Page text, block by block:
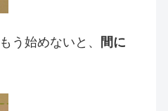
う始めないと、
間に